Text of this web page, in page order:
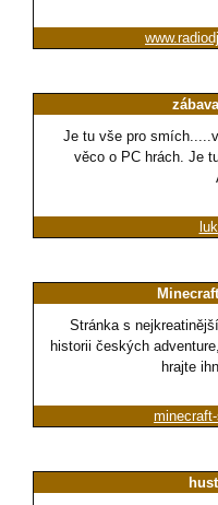
Je tu vše pro
věco o PC hrách. Je
Stránka s
historii českých
hrajte